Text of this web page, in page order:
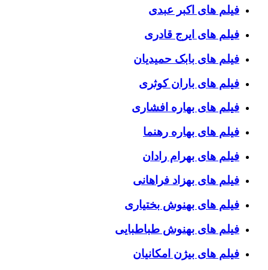
فیلم های اکبر عبدی
فیلم های ایرج قادری
فیلم های بابک حمیدیان
فیلم های باران کوثری
فیلم های بهاره افشاری
فیلم های بهاره رهنما
فیلم های بهرام رادان
فیلم های بهزاد فراهانی
فیلم های بهنوش بختیاری
فیلم های بهنوش طباطبایی
فیلم های بیژن امکانیان